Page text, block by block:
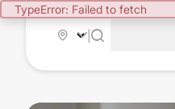
TypeError: Failed to fetch